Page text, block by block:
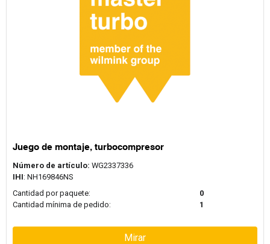
Juego de montaje, turbocompresor
Número de artículo: WG2337336
IHI: NH169846NS
Cantidad por paquete:
0
Cantidad mínima de pedido:
1
Mirar